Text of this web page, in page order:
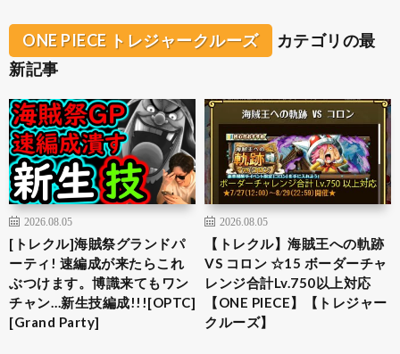
ONE PIECE トレジャークルーズ
カテゴリの最
新記事
2026.08.05
[トレクル]海賊祭グランドパ
ーティ! 速編成が来たらこれ
ぶつけます。博識来てもワン
チャン…新生技編成!!![OPTC]
[Grand Party]
2026.08.05
【トレクル】海賊王への軌跡
VS コロン ☆15 ボーダーチャ
レンジ合計Lv.750以上対応
【ONE PIECE】【トレジャー
クルーズ】